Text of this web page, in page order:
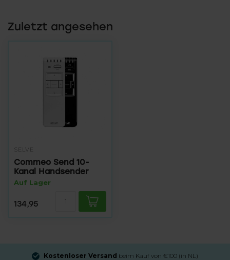
Zuletzt angesehen
SELVE
Commeo Send 10-
Kanal Handsender
Auf Lager
134,95
Kostenloser Versand beim Kauf von €100 (in NL)